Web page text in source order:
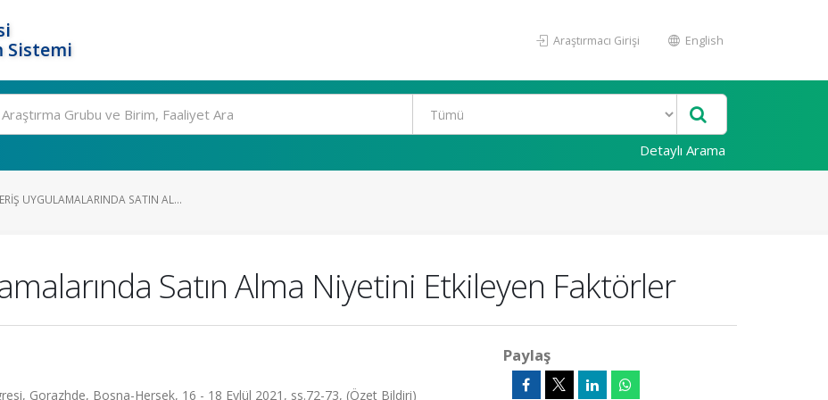
Sistemi
Araştırmacı Girişi English
Detaylı Arama
UYGULAMALARINDA SATIN AL...
Satın Alma Niyetini Etkileyen Faktörler
Gorazhde, Bosna-Hersek, 16 - 18 Eylül 2021, ss.72-73, (Özet Bildiri)
Paylaş